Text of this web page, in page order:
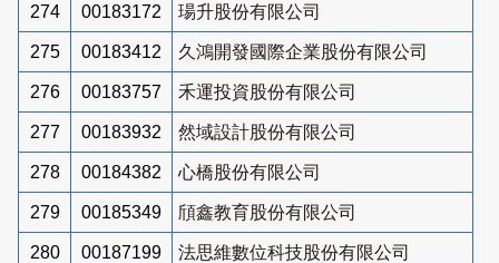
274 00183172 瑒升股份有限公司
275 00183412 久鴻開發國際企業股份有限公司
276 00183757 禾運投資股份有限公司
277 00183932 然域設計股份有限公司
278 00184382 心橋股份有限公司
279 00185349 頎鑫教育股份有限公司
280 00187199 法思維數位科技股份有限公司